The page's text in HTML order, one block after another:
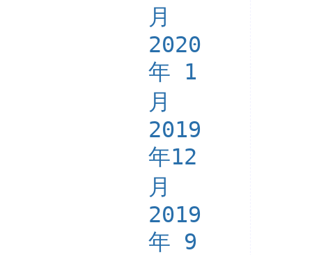
月
2020
年 1
月
2019
年12
月
2019
年 9